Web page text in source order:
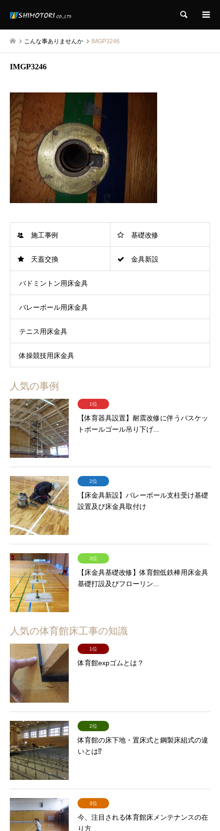
検索
こんな事ありませんか IMGP3246
IMGP3246
施工事例 基礎改修
天蓋交換 金具新設
バドミントン用床金具
バレーボール用床金具
テニス用床金具
体操競技用床金具
人気の事例
1位
【体育器具設置】耐震改修に伴うバスケッ
トボールゴール吊り下げ...
2位
【床金具新設】バレーボール支柱受け基礎
設置及び床金具取付け
3位
【床金具基礎改修】体育館低鉄棒用床金具
基礎打設及びフローリン...
人気の体育館床工事の知識
1位
体育館expゴムとは？
2位
体育館の床下地・置床式と鋼製床組式の違
いとは⁉
3位
今、注目される体育館床メンテナンスの在
り方